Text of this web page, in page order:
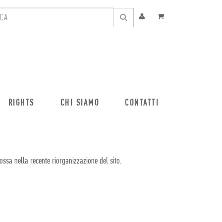
RIGHTS CHI SIAMO CONTATTI
nella recente riorganizzazione del sito.